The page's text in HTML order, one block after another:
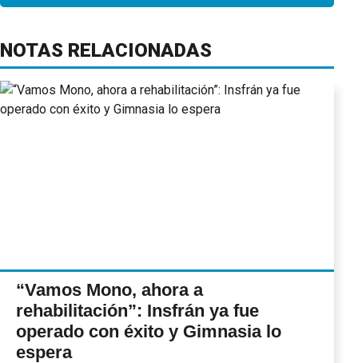
NOTAS RELACIONADAS
“Vamos Mono, ahora a
rehabilitación”: Insfrán ya fue
operado con éxito y Gimnasia lo
espera